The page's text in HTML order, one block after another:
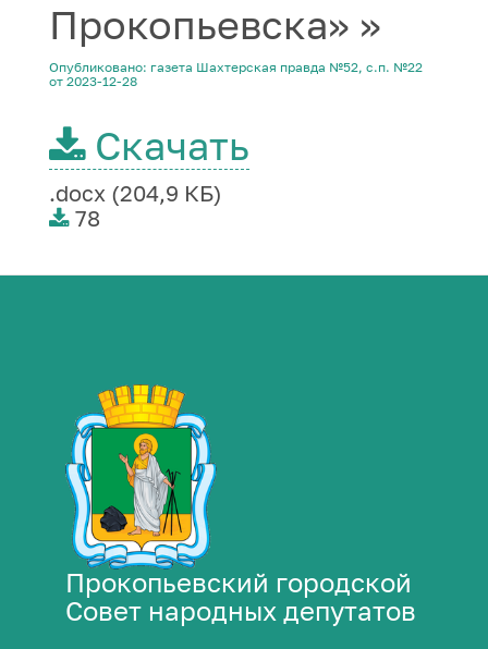
Прокопьевска» »
Опубликовано: газета Шахтерская правда №52, с.п. №22
от 2023-12-28
Скачать
.docx (204,9 КБ)
78
Прокопьевский городской
Совет народных депутатов